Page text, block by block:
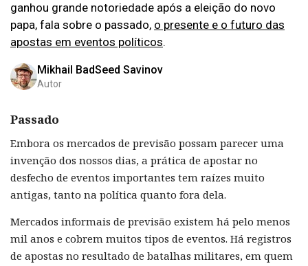
ganhou grande notoriedade após a eleição do novo
papa, fala sobre o passado, o presente e o futuro das
apostas em eventos políticos.
Mikhail BadSeed Savinov
Autor
Passado
Embora os mercados de previsão possam parecer uma
invenção dos nossos dias, a prática de apostar no
desfecho de eventos importantes tem raízes muito
antigas, tanto na política quanto fora dela.
Mercados informais de previsão existem há pelo menos
mil anos e cobrem muitos tipos de eventos. Há registros
de apostas no resultado de batalhas militares, em quem